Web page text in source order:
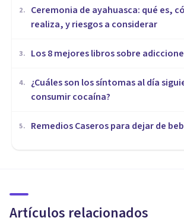
2.
Ceremonia de ayahuasca: qué es,
realiza, y riesgos a considerar
3. Los 8 mejores libros sobre
4.
¿Cuáles son los síntomas al día
consumir cocaína?
5. Remedios Caseros para dejar de
Artículos relacionados
¿Cómo es el
cannabis?